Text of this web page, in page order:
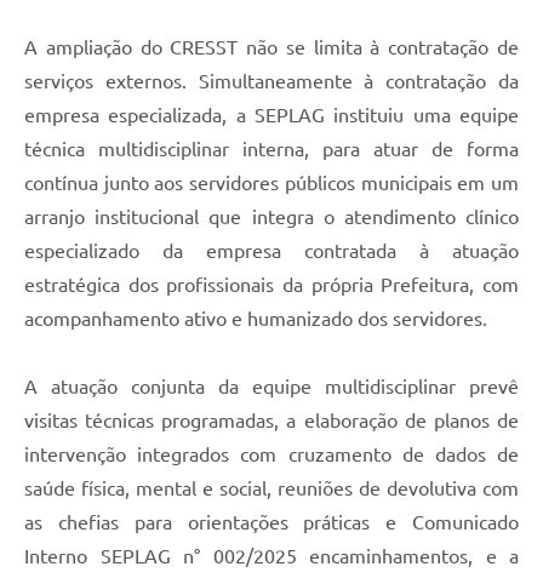
A ampliação do CRESST não se limita à contratação de
serviços externos. Simultaneamente à contratação da
empresa especializada, a SEPLAG instituiu uma equipe
técnica multidisciplinar interna, para atuar de forma
contínua junto aos servidores públicos municipais em um
arranjo institucional que integra o atendimento clínico
especializado da empresa contratada à atuação
estratégica dos profissionais da própria Prefeitura, com
acompanhamento ativo e humanizado dos servidores.
A atuação conjunta da equipe multidisciplinar prevê
visitas técnicas programadas, a elaboração de planos de
intervenção integrados com cruzamento de dados de
saúde física, mental e social, reuniões de devolutiva com
as chefias para orientações práticas e Comunicado
Interno SEPLAG n° 002/2025 encaminhamentos, e a